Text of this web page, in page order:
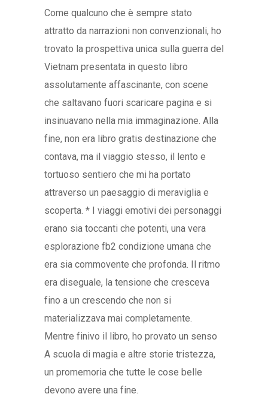
Come qualcuno che è sempre stato
attratto da narrazioni non convenzionali, ho
trovato la prospettiva unica sulla guerra del
Vietnam presentata in questo libro
assolutamente affascinante, con scene
che saltavano fuori scaricare pagina e si
insinuavano nella mia immaginazione. Alla
fine, non era libro gratis destinazione che
contava, ma il viaggio stesso, il lento e
tortuoso sentiero che mi ha portato
attraverso un paesaggio di meraviglia e
scoperta. * I viaggi emotivi dei personaggi
erano sia toccanti che potenti, una vera
esplorazione fb2 condizione umana che
era sia commovente che profonda. Il ritmo
era diseguale, la tensione che cresceva
fino a un crescendo che non si
materializzava mai completamente.
Mentre finivo il libro, ho provato un senso
A scuola di magia e altre storie tristezza,
un promemoria che tutte le cose belle
devono avere una fine.